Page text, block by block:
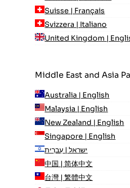
Suisse | Français
Svizzera | Italiano
United Kingdom |
Middle East and Asia
Australia | English
Malaysia | English
New Zealand | English
Singapore | English
ישראל | עִברִית
中国 | 简体中文
台灣 | 繁體中文